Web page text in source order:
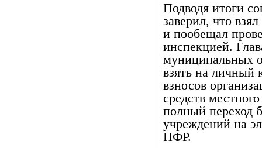
Подводя итоги
заверил, что
и пообещал
инспекцией.
муниципальных
взять на личный
взносов
средств
полный переход
учреждений на
ПФР.